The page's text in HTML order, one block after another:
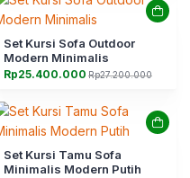
Set Kursi Sofa Outdoor
Modern Minimalis
Rp27.200.000
Harga
adalah:
Rp27.200.000.
Rp25.400.000
Harga
ini
adalah:
Set Kursi Tamu Sofa
Minimalis Modern Putih